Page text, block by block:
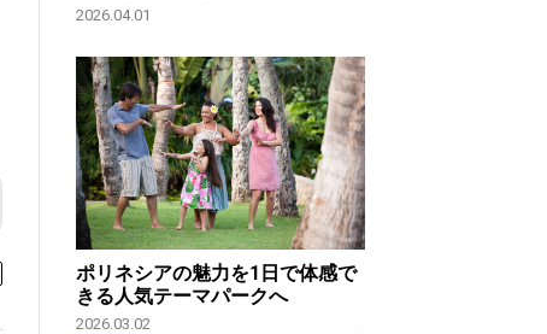
2026.04.01
ポリネシアの魅力を1日で体感で
きる人気テーマパークへ
2026.03.02